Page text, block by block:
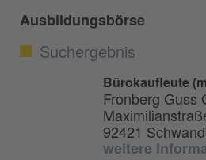
Ausbildungsbörse
Suchergebnis
Bürokaufleute
Fronberg Guss
92421
weitere